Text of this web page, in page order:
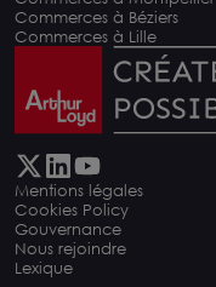
Commerces à Béziers
Commerces à Lille
Mentions légales
Cookies Policy
Gouvernance
Nous rejoindre
Lexique